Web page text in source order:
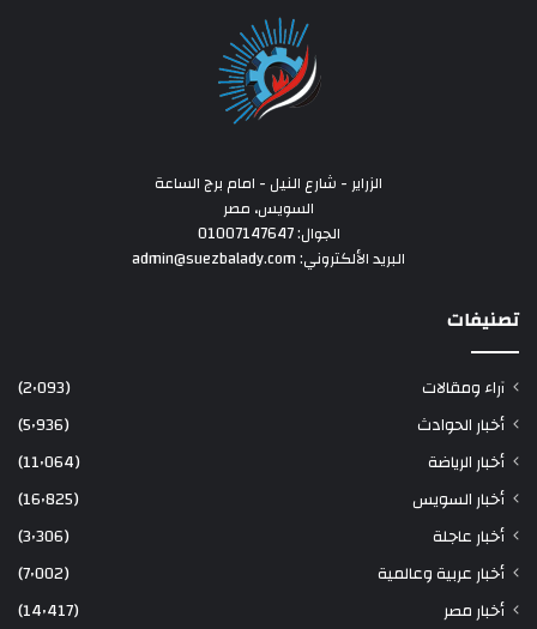
الزراير - شارع النيل - امام برج الساعة
السويس، مصر
الجوال: 01007147647
البريد الألكتروني: admin@suezbalady.com
تصنيفات
آراء ومقالات
(2٬093)
أخبار الحوادث
(5٬936)
أخبار الرياضة
(11٬064)
أخبار السويس
(16٬825)
أخبار عاجلة
(3٬306)
أخبار عربية وعالمية
(7٬002)
أخبار مصر
(14٬417)